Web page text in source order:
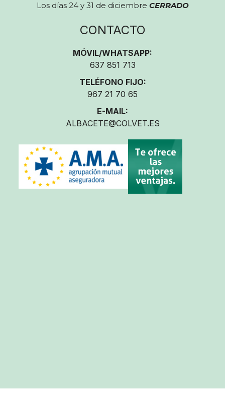
Los días 24 y 31 de diciembre CERRADO
CONTACTO
MÓVIL/WHATSAPP:
637 851 713
TELÉFONO FIJO:
967 21 70 65
E-MAIL:
ALBACETE@COLVET.ES